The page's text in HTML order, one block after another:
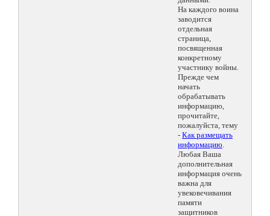
На каждого воина
заводится
отдельная
страница,
посвященная
конкретному
участнику войны.
Прежде чем
начать
обрабатывать
информацию,
прочитайте,
пожалуйста, тему
- Как размещать
информацию.
Любая Ваша
дополнительная
информация очень
важна для
увековечивания
памяти
защитников